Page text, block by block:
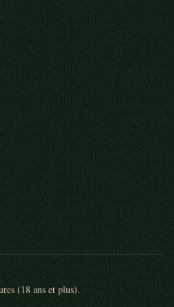
(18 ans et plus).